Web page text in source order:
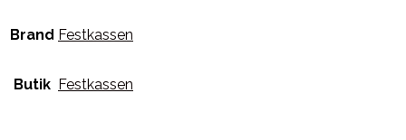
Brand Festkassen
Butik Festkassen